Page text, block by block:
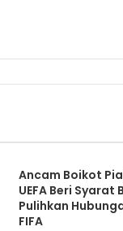
Ancam Boikot
UEFA Beri
Pulihkan
FIFA